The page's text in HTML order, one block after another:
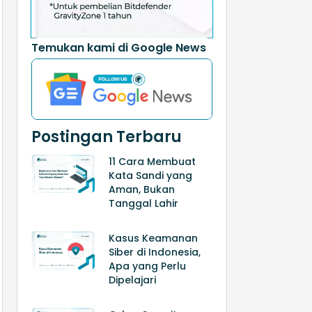
Temukan kami di Google News
Postingan Terbaru
11 Cara Membuat
Kata Sandi yang
Aman, Bukan
Tanggal Lahir
Kasus Keamanan
Siber di Indonesia,
Apa yang Perlu
Dipelajari